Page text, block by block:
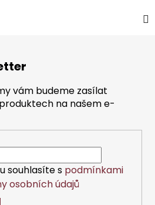
vám budeme zasílat
na našem e-
souhlasíte s podmínkami
osobních údajů